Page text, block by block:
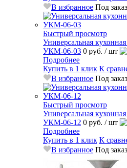
В избранное Под заказ
Быстрый просмотр
Универсальная
УКМ-06-03 0 руб. / шт
Подробнее
Купить в 1 клик К
В избранное Под заказ
Быстрый просмотр
Универсальная
УКМ-06-12 0 руб. / шт
Подробнее
Купить в 1 клик К
В избранное Под заказ